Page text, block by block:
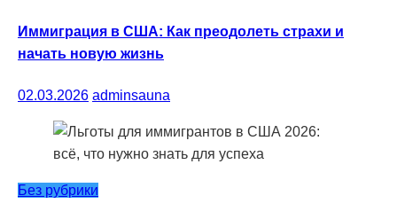
Иммиграция в США: Как преодолеть страхи и
начать новую жизнь
02.03.2026 adminsauna
Без рубрики